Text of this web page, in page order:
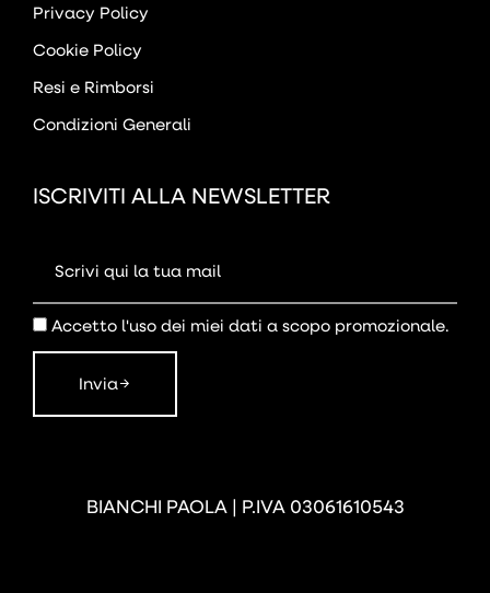
Privacy Policy
Cookie Policy
Resi e Rimborsi
Condizioni Generali
ISCRIVITI ALLA NEWSLETTER
Accetto l'uso dei miei dati a scopo promozionale.
Invia
BIANCHI PAOLA | P.IVA 03061610543